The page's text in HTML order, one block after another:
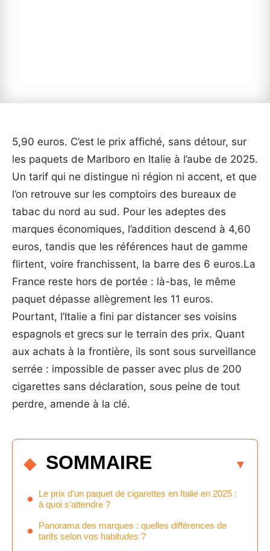
5,90 euros. C’est le prix affiché, sans détour, sur
les paquets de Marlboro en Italie à l’aube de 2025.
Un tarif qui ne distingue ni région ni accent, et que
l’on retrouve sur les comptoirs des bureaux de
tabac du nord au sud. Pour les adeptes des
marques économiques, l’addition descend à 4,60
euros, tandis que les références haut de gamme
flirtent, voire franchissent, la barre des 6 euros.La
France reste hors de portée : là-bas, le même
paquet dépasse allègrement les 11 euros.
Pourtant, l’Italie a fini par distancer ses voisins
espagnols et grecs sur le terrain des prix. Quant
aux achats à la frontière, ils sont sous surveillance
serrée : impossible de passer avec plus de 200
cigarettes sans déclaration, sous peine de tout
perdre, amende à la clé.
SOMMAIRE
Le prix d’un paquet de cigarettes en Italie en 2025 :
à quoi s’attendre ?
Panorama des marques : quelles différences de
tarifs selon vos habitudes ?